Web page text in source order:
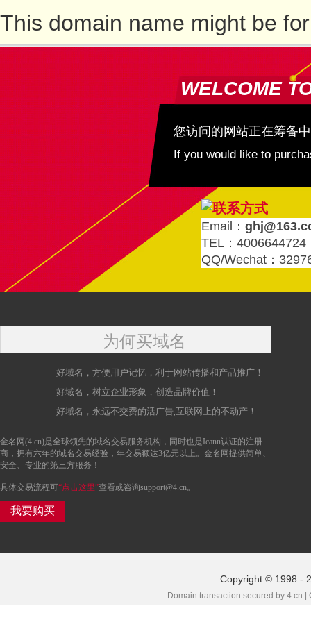
This domain name might be
WELCOME
您访问的网站正在筹备
If you would like to
Email：
TEL：4006644724
QQ/Wechat：
为何买域名
好域名，方便用户记忆，利于网站传播和产品推广！
好域名，树立企业形象，创造品牌价值！
好域名，永远不交费的活广告,互联网上的不动产！
金名网(4.cn)是全球领先的域名交易服务机构，同时也是Icann认证的注册
商，拥有六年的域名交易经验，年交易额达3亿元以上。金名网提供简单、
安全、专业的第三方服务！
具体交易流程可“点击这里”查看或咨询support@4.cn。
我要购买
Copyright © 1998 -
Domain transaction secured by 4.cn